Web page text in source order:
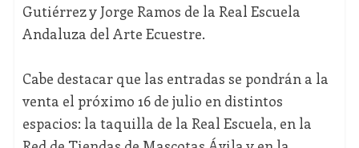
Gutiérrez y Jorge Ramos de la Real Escuela
Andaluza del Arte Ecuestre.
Cabe destacar que las entradas se pondrán a la
venta el próximo 16 de julio en distintos
espacios: la taquilla de la Real Escuela, en la